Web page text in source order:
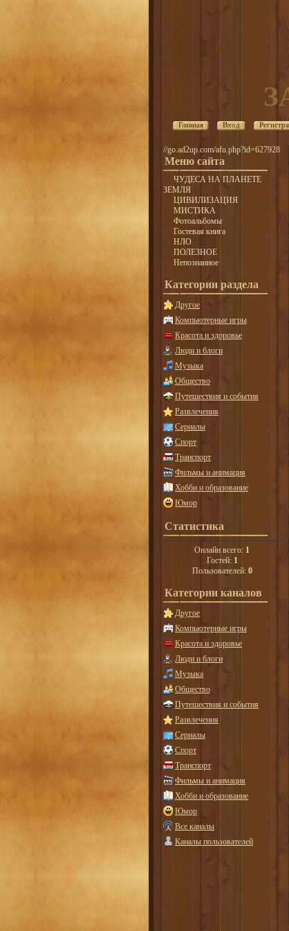
Главная Вход
//go.ad2up.com/afu.php?id=627928
Меню сайта
ЧУДЕСА НА ПЛАНЕТЕ
ЗЕМЛЯ
ЦИВИЛИЗАЦИЯ
МИСТИКА
Фотоальбомы
Гостевая книга
НЛО
ПОЛЕЗНОЕ
Непознанное
Категории раздела
Другое
Компьютерные игры
Красота и здоровье
Люди и блоги
Музыка
Общество
Путешествия и события
Развлечения
Сериалы
Спорт
Транспорт
Фильмы и анимация
Хобби и образование
Юмор
Статистика
Онлайн всего: 1
Гостей: 1
Пользователей: 0
Категории каналов
Другое
Компьютерные игры
Красота и здоровье
Люди и блоги
Музыка
Общество
Путешествия и события
Развлечения
Сериалы
Спорт
Транспорт
Фильмы и анимация
Хобби и образование
Юмор
Все каналы
Каналы пользователей